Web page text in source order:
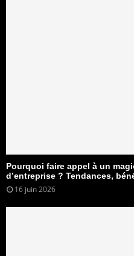
Pourquoi faire appel à un
d’entreprise ? Tendances,
16 juin 2026